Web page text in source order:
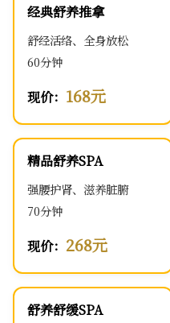
经典舒养推拿
舒经活络、全身放松
60分钟
现价： 168元
精品舒养SPA
强腰护肾、滋养脏腑
70分钟
现价： 268元
舒养舒缓SPA